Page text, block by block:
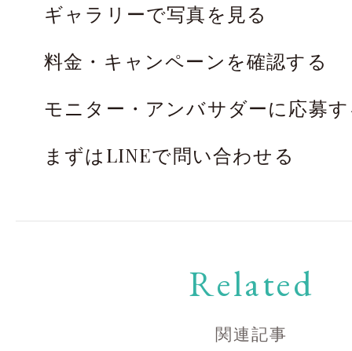
ギャラリーで写真を見る
料金・キャンペーンを確認する
モニター・アンバサダーに応募
まずはLINEで問い合わせる
Related
関連記事